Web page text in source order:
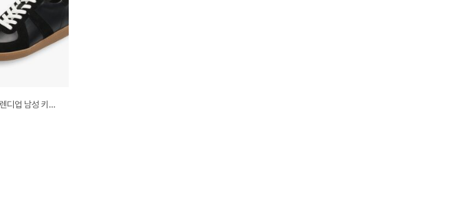
(타미지) 천연소가죽 트렌디업 남성 키높이 스니커즈 TM25103L